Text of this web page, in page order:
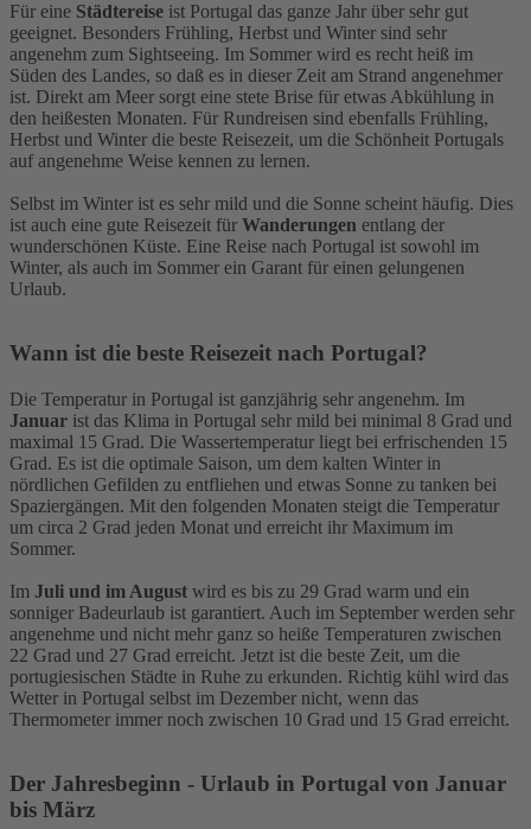
Für eine Städtereise ist Portugal das ganze Jahr über sehr gut
geeignet. Besonders Frühling, Herbst und Winter sind sehr
angenehm zum Sightseeing. Im Sommer wird es recht heiß im
Süden des Landes, so daß es in dieser Zeit am Strand angenehmer
ist. Direkt am Meer sorgt eine stete Brise für etwas Abkühlung in
den heißesten Monaten. Für Rundreisen sind ebenfalls Frühling,
Herbst und Winter die beste Reisezeit, um die Schönheit Portugals
auf angenehme Weise kennen zu lernen.
Selbst im Winter ist es sehr mild und die Sonne scheint häufig. Dies
ist auch eine gute Reisezeit für Wanderungen entlang der
wunderschönen Küste. Eine Reise nach Portugal ist sowohl im
Winter, als auch im Sommer ein Garant für einen gelungenen
Urlaub.
Wann ist die beste Reisezeit nach Portugal?
Die Temperatur in Portugal ist ganzjährig sehr angenehm. Im
Januar ist das Klima in Portugal sehr mild bei minimal 8 Grad und
maximal 15 Grad. Die Wassertemperatur liegt bei erfrischenden 15
Grad. Es ist die optimale Saison, um dem kalten Winter in
nördlichen Gefilden zu entfliehen und etwas Sonne zu tanken bei
Spaziergängen. Mit den folgenden Monaten steigt die Temperatur
um circa 2 Grad jeden Monat und erreicht ihr Maximum im
Sommer.
Im Juli und im August wird es bis zu 29 Grad warm und ein
sonniger Badeurlaub ist garantiert. Auch im September werden sehr
angenehme und nicht mehr ganz so heiße Temperaturen zwischen
22 Grad und 27 Grad erreicht. Jetzt ist die beste Zeit, um die
portugiesischen Städte in Ruhe zu erkunden. Richtig kühl wird das
Wetter in Portugal selbst im Dezember nicht, wenn das
Thermometer immer noch zwischen 10 Grad und 15 Grad erreicht.
Der Jahresbeginn - Urlaub in Portugal von Januar
bis März